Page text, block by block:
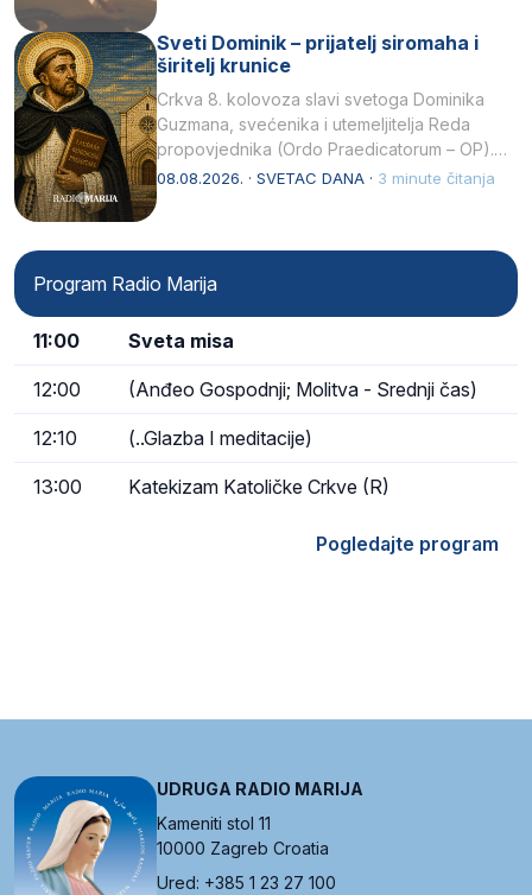
Sveti Dominik – prijatelj siromaha i
širitelj krunice
Crkva 8. kolovoza slavi svetoga Dominika
Guzmana, svećenika i utemeljitelja Reda
propovjednika (Ordo Praedicatorum – OP).
Svojim životom, dubokom ljubavlju prema
08.08.2026. · SVETAC DANA · 3 minute čitanja
Program Radio Marija
11:00 Sveta misa
12:00 (Anđeo Gospodnji; Molitva - Srednji čas)
12:10 (..Glazba I meditacije)
13:00 Katekizam Katoličke Crkve (R)
Pogledajte program
UDRUGA RADIO MARIJA
Kameniti stol 11
10000 Zagreb Croatia
Ured: +385 1 23 27 100